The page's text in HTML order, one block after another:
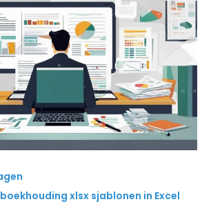
xlsx sjablonen in Excel